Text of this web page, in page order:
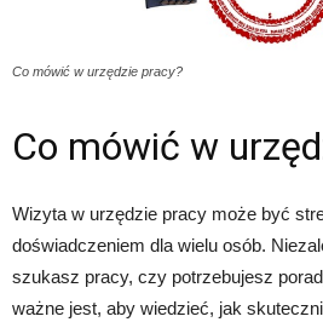
Co mówić w urzędzie pracy?
Co mówić w
Wizyta w urzędzie pracy może być
doświadczeniem dla wielu osób.
szukasz pracy, czy potrzebujesz
ważne jest, aby wiedzieć, jak